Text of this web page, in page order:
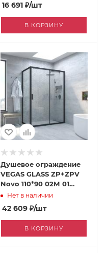
16 691 ₽/шт
В КОРЗИНУ
Душевое ограждение
VEGAS GLASS ZP+ZPV
Novo 110*90 02М 01
[060465081]
Нет в наличии
42 609 ₽/шт
В КОРЗИНУ